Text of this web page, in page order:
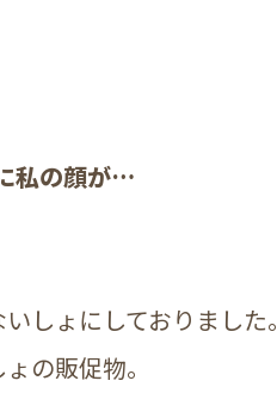
私の顔が…
しょにしておりました。
の販促物。